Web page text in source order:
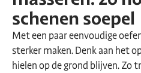
schenen soepel
Met een paar eenvoudige
sterker maken. Denk aan het
hielen op de grond blijven. Zo